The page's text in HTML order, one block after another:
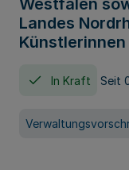
Westfalen
Landes
In Kraft Seit